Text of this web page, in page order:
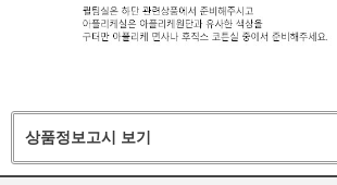
상품정보고시 보기